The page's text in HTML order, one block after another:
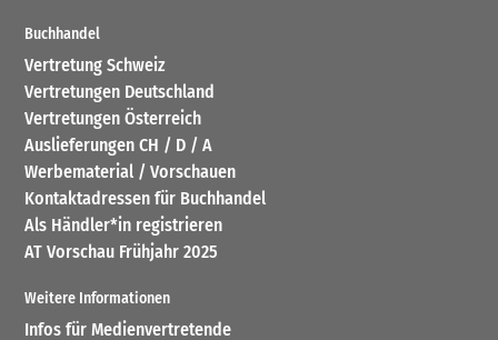
Buchhandel
Vertretung Schweiz
Vertretungen Deutschland
Vertretungen Österreich
Auslieferungen CH / D / A
Werbematerial / Vorschauen
Kontaktadressen für Buchhandel
Als Händler*in registrieren
AT Vorschau Frühjahr 2025
Weitere Informationen
Infos für Medienvertretende